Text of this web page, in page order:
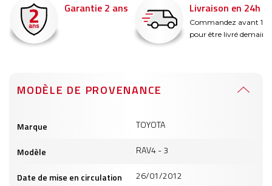
Garantie 2 ans Livraison en 24h
Commandez avant 14h
pour être livré demain !
MODÈLE DE PROVENANCE
produits
Marque TOYOTA
Modèle RAV4 - 3
Date de mise en circulation 26/01/2012